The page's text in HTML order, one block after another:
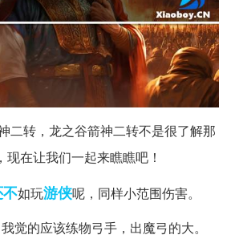
二转，龙之谷箭神二转不是很了解那
在让我们一起来瞧瞧吧！
如玩游侠呢，同样小范围伤害。
觉的应该练物弓手，出魔弓的大。